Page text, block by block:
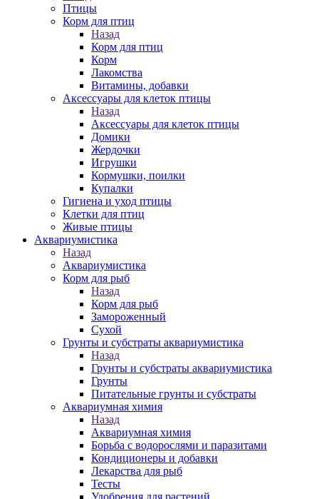
Птицы
Корм для птиц
Назад
Корм для птиц
Корм
Лакомства
Витамины, добавки
Аксессуары для клеток птицы
Назад
Аксессуары для клеток птицы
Домики
Жердочки
Игрушки
Кормушки, поилки
Купалки
Гигиена и уход птицы
Клетки для птиц
Живые птицы
Аквариумистика
Назад
Аквариумистика
Корм для рыб
Назад
Корм для рыб
Замороженный
Сухой
Грунты и субстраты аквариумистика
Назад
Грунты и субстраты аквариумистика
Грунты
Питательные грунты и субстраты
Аквариумная химия
Назад
Аквариумная химия
Борьба с водорослями и паразитами
Кондиционеры и добавки
Лекарства для рыб
Тесты
Удобрения для растений